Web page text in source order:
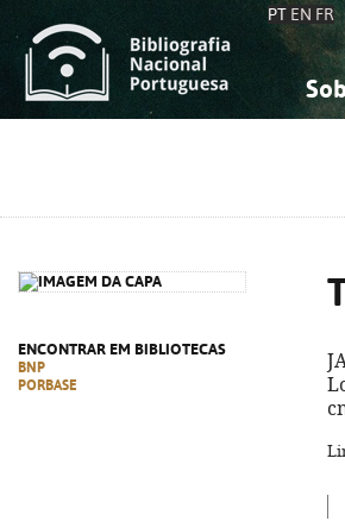
PT EN FR
ENCONTRAR EM BIBLIOTECAS
BNP
PORBASE